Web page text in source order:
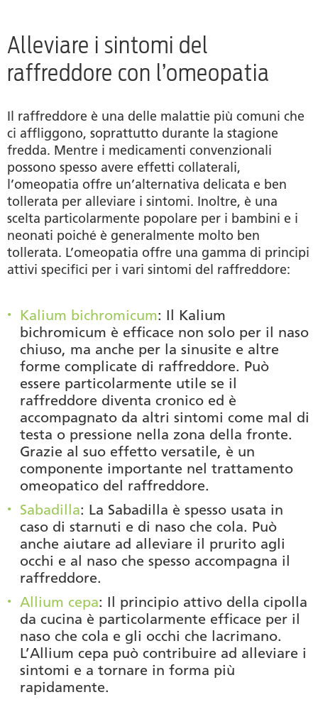
Alleviare i sintomi del
raffreddore con l’omeopatia
Il raffreddore è una delle malattie più comuni che
ci affliggono, soprattutto durante la stagione
fredda. Mentre i medicamenti convenzionali
possono spesso avere effetti collaterali,
l’omeopatia offre un’alternativa delicata e ben
tollerata per alleviare i sintomi. Inoltre, è una
scelta particolarmente popolare per i bambini e i
neonati poiché è generalmente molto ben
tollerata. L’omeopatia offre una gamma di principi
attivi specifici per i vari sintomi del raffreddore:
Kalium bichromicum: Il Kalium
bichromicum è efficace non solo per il naso
chiuso, ma anche per la sinusite e altre
forme complicate di raffreddore. Può
essere particolarmente utile se il
raffreddore diventa cronico ed è
accompagnato da altri sintomi come mal di
testa o pressione nella zona della fronte.
Grazie al suo effetto versatile, è un
componente importante nel trattamento
omeopatico del raffreddore.
Sabadilla: La Sabadilla è spesso usata in
caso di starnuti e di naso che cola. Può
anche aiutare ad alleviare il prurito agli
occhi e al naso che spesso accompagna il
raffreddore.
Allium cepa: Il principio attivo della cipolla
da cucina è particolarmente efficace per il
naso che cola e gli occhi che lacrimano.
L’Allium cepa può contribuire ad alleviare i
sintomi e a tornare in forma più
rapidamente.